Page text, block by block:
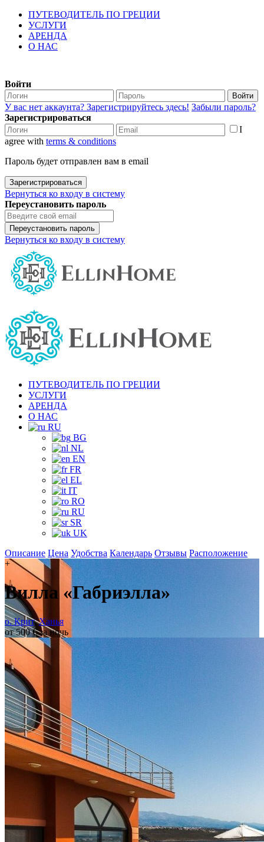
ПУТЕВОДИТЕЛЬ ПО ГРЕЦИИ
УСЛУГИ
АРЕНДА
О НАС
Войти
Войти
У вас нет аккаунта? Зарегистрируйтесь здесь! Забыли пароль?
Зарегистрироваться
I
agree with terms & conditions
Пароль будет отправлен вам в email
Зарегистрироваться
Вернуться ко входу в систему
Переустановить пароль
Переустановить пароль
Вернуться ко входу в систему
ПУТЕВОДИТЕЛЬ ПО ГРЕЦИИ
УСЛУГИ
АРЕНДА
О НАС
RU
BG
NL
EN
FR
EL
IT
RO
RU
SR
UK
Описание Цена Удобства Календарь Отзывы Расположение
+
Вилла «Габриэлла»
о. Крит,Ханья
от 500 € за ночь